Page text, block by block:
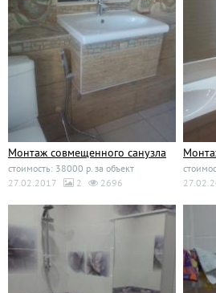
Монтаж совмещенного санузла
стоимость: 38000 р. за объект
27.02.2017
2 2696